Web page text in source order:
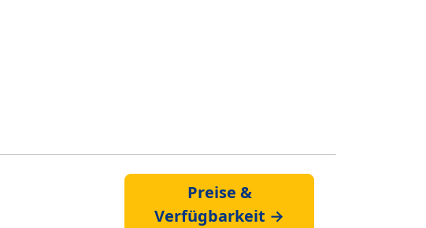
Preise &
Verfügbarkeit →